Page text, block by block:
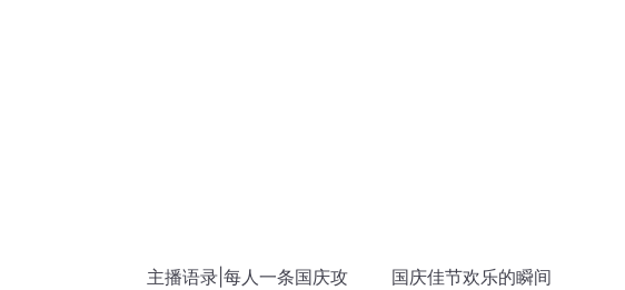
主播语录|每人一条国庆攻
国庆佳节欢乐的瞬间